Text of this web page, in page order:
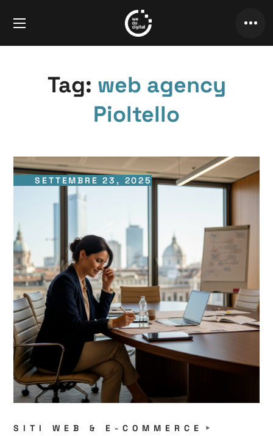
Tag: web agency
Pioltello
SETTEMBRE 23, 2025
SITI WEB & E-COMMERCE